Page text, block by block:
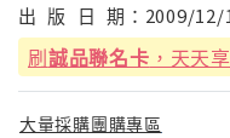
出 版 日 期： 2009/12/
刷誠品聯名卡 ，天天
大量採購團購專區